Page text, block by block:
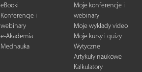
eBooki
Konferencje i
webinary
e-Akademia
Mednauka
Moje konferencje i
webinary
Moje wykłady video
Moje kursy i quizy
Wytyczne
Artykuły naukowe
Kalkulatory